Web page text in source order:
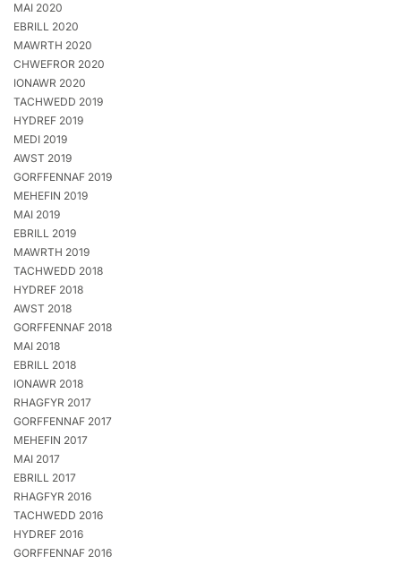
MAI 2020
EBRILL 2020
MAWRTH 2020
CHWEFROR 2020
IONAWR 2020
TACHWEDD 2019
HYDREF 2019
MEDI 2019
AWST 2019
GORFFENNAF 2019
MEHEFIN 2019
MAI 2019
EBRILL 2019
MAWRTH 2019
TACHWEDD 2018
HYDREF 2018
AWST 2018
GORFFENNAF 2018
MAI 2018
EBRILL 2018
IONAWR 2018
RHAGFYR 2017
GORFFENNAF 2017
MEHEFIN 2017
MAI 2017
EBRILL 2017
RHAGFYR 2016
TACHWEDD 2016
HYDREF 2016
GORFFENNAF 2016